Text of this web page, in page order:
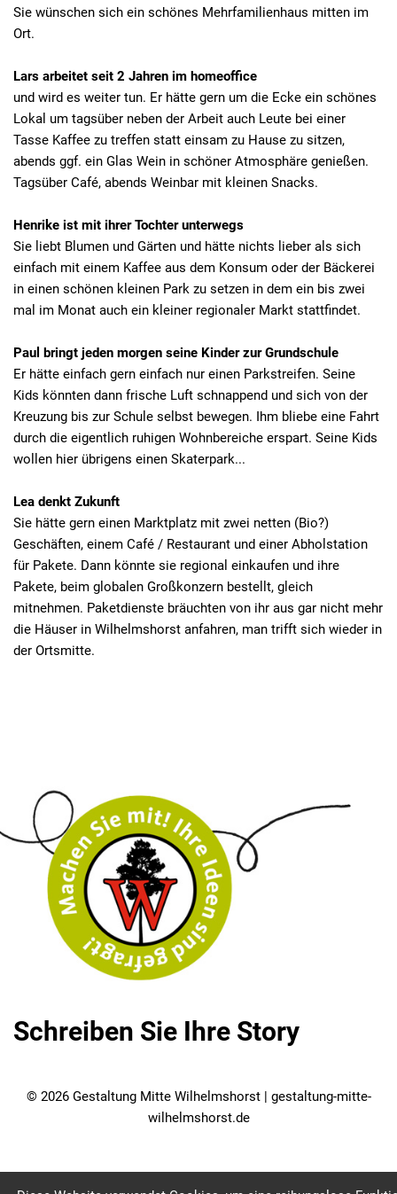
Sie wünschen sich ein schönes Mehrfamilienhaus mitten im
Ort.
Lars arbeitet seit 2 Jahren im homeoffice
und wird es weiter tun. Er hätte gern um die Ecke ein schönes
Lokal um tagsüber neben der Arbeit auch Leute bei einer
Tasse Kaffee zu treffen statt einsam zu Hause zu sitzen,
abends ggf. ein Glas Wein in schöner Atmosphäre genießen.
Tagsüber Café, abends Weinbar mit kleinen Snacks.
Henrike ist mit ihrer Tochter unterwegs
Sie liebt Blumen und Gärten und hätte nichts lieber als sich
einfach mit einem Kaffee aus dem Konsum oder der Bäckerei
in einen schönen kleinen Park zu setzen in dem ein bis zwei
mal im Monat auch ein kleiner regionaler Markt stattfindet.
Paul bringt jeden morgen seine Kinder zur Grundschule
Er hätte einfach gern einfach nur einen Parkstreifen. Seine
Kids könnten dann frische Luft schnappend und sich von der
Kreuzung bis zur Schule selbst bewegen. Ihm bliebe eine Fahrt
durch die eigentlich ruhigen Wohnbereiche erspart. Seine Kids
wollen hier übrigens einen Skaterpark...
Lea denkt Zukunft
Sie hätte gern einen Marktplatz mit zwei netten (Bio?)
Geschäften, einem Café / Restaurant und einer Abholstation
für Pakete. Dann könnte sie regional einkaufen und ihre
Pakete, beim globalen Großkonzern bestellt, gleich
mitnehmen. Paketdienste bräuchten von ihr aus gar nicht mehr
die Häuser in Wilhelmshorst anfahren, man trifft sich wieder in
der Ortsmitte.
Schreiben Sie Ihre Story
© 2026 Gestaltung Mitte Wilhelmshorst | gestaltung-mitte-
wilhelmshorst.de